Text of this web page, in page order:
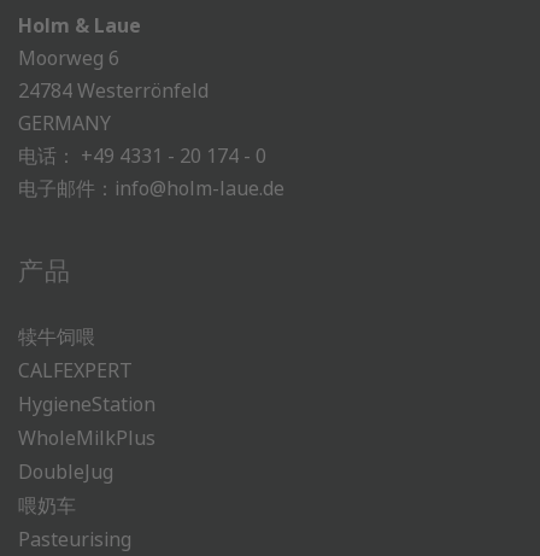
Holm & Laue
Moorweg 6
24784 Westerrönfeld
GERMANY
电话： +49 4331 - 20 174 - 0
电子邮件： info@holm-laue.de
产品
犊牛饲喂
CALFEXPERT
HygieneStation
WholeMilkPlus
DoubleJug
喂奶车
Pasteurising